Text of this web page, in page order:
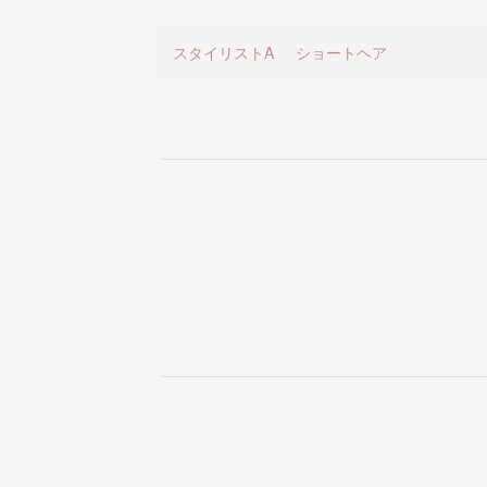
スタイリストA ショートヘア